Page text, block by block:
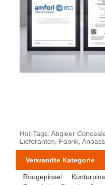
Hot-Tags: Abgleer
Lieferanten, Fabrik,
Verwandte Kategorie
Rougepinsel